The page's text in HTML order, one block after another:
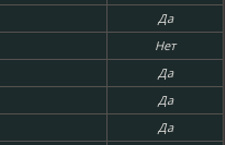
Да
Нет
Да
Да
Да